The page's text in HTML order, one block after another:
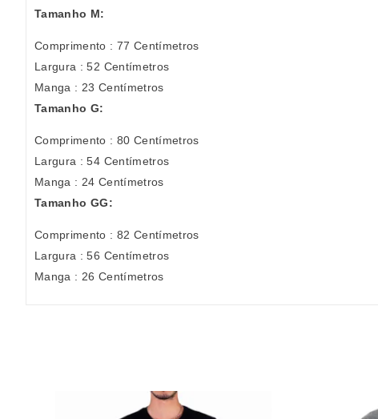
Tamanho M:
Comprimento : 77 Centímetros
Largura : 52 Centímetros
Manga : 23 Centímetros
Tamanho G:
Comprimento : 80 Centímetros
Largura : 54 Centímetros
Manga : 24 Centímetros
Tamanho GG:
Comprimento : 82 Centímetros
Largura : 56 Centímetros
Manga : 26 Centímetros